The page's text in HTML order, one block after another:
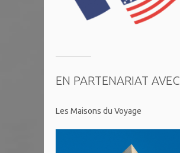
EN PARTENARIAT AVEC
Les Maisons du Voyage